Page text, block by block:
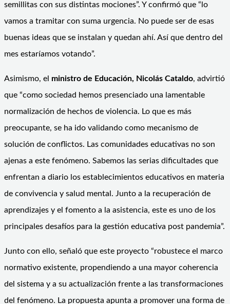
semillitas con sus distintas mociones”. Y confirmó que “lo
vamos a tramitar con suma urgencia. No puede ser de esas
buenas ideas que se instalan y quedan ahí. Así que dentro del
mes estaríamos votando”.
Asimismo, el ministro de Educación, Nicolás Cataldo, advirtió
que “como sociedad hemos presenciado una lamentable
normalización de hechos de violencia. Lo que es más
preocupante, se ha ido validando como mecanismo de
solución de conflictos. Las comunidades educativas no son
ajenas a este fenómeno. Sabemos las serias dificultades que
enfrentan a diario los establecimientos educativos en materia
de convivencia y salud mental. Junto a la recuperación de
aprendizajes y el fomento a la asistencia, este es uno de los
principales desafíos para la gestión educativa post pandemia”.
Junto con ello, señaló que este proyecto “robustece el marco
normativo existente, propendiendo a una mayor coherencia
del sistema y a su actualización frente a las transformaciones
del fenómeno. La propuesta apunta a promover una forma de